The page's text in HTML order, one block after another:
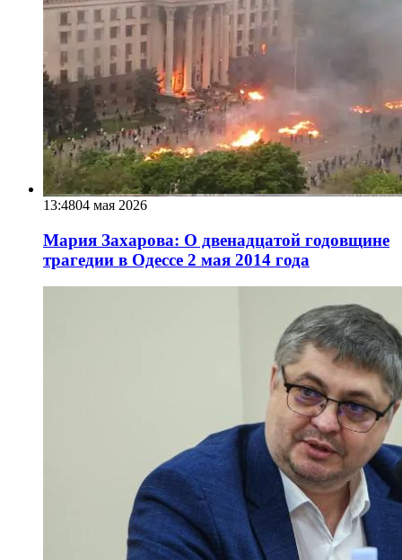
13:4804 мая 2026
Мария Захарова: О двенадцатой годовщине
трагедии в Одессе 2 мая 2014 года